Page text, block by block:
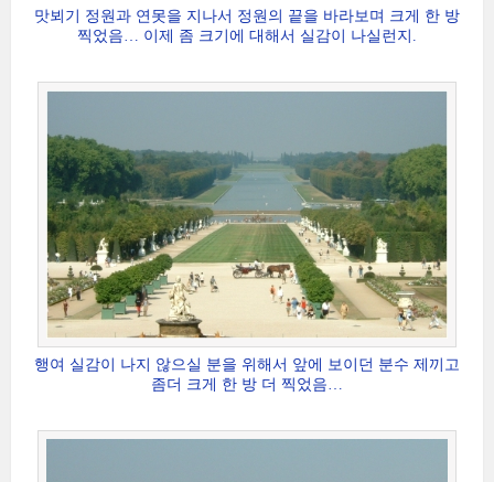
맛뵈기 정원과 연못을 지나서 정원의 끝을 바라보며 크게 한 방
찍었음… 이제 좀 크기에 대해서 실감이 나실런지.
행여 실감이 나지 않으실 분을 위해서 앞에 보이던 분수 제끼고
좀더 크게 한 방 더 찍었음…